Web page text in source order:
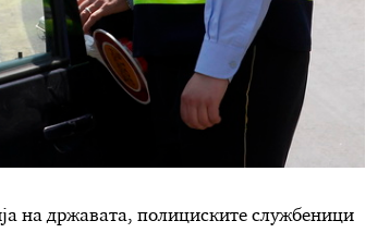
на државата, полициските службеници